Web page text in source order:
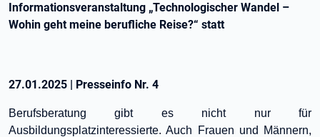
Informationsveranstaltung „Technologischer Wandel –
Wohin geht meine berufliche Reise?“ statt
27.01.2025 | Presseinfo Nr. 4
Berufsberatung gibt es nicht nur für
Ausbildungsplatzinteressierte. Auch Frauen und Männern,